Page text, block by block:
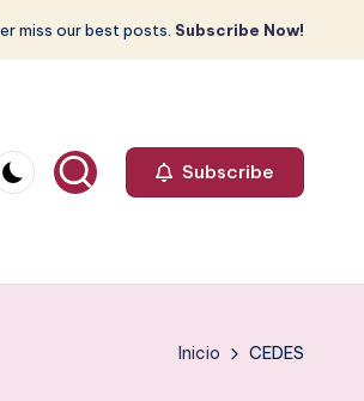
miss our best posts. Subscribe Now!
Subscribe
Inicio CEDES